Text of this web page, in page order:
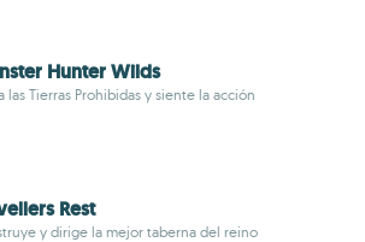
Hunter Wilds
las Tierras Prohibidas y siente la acción
Rest
y dirige la mejor taberna del reino